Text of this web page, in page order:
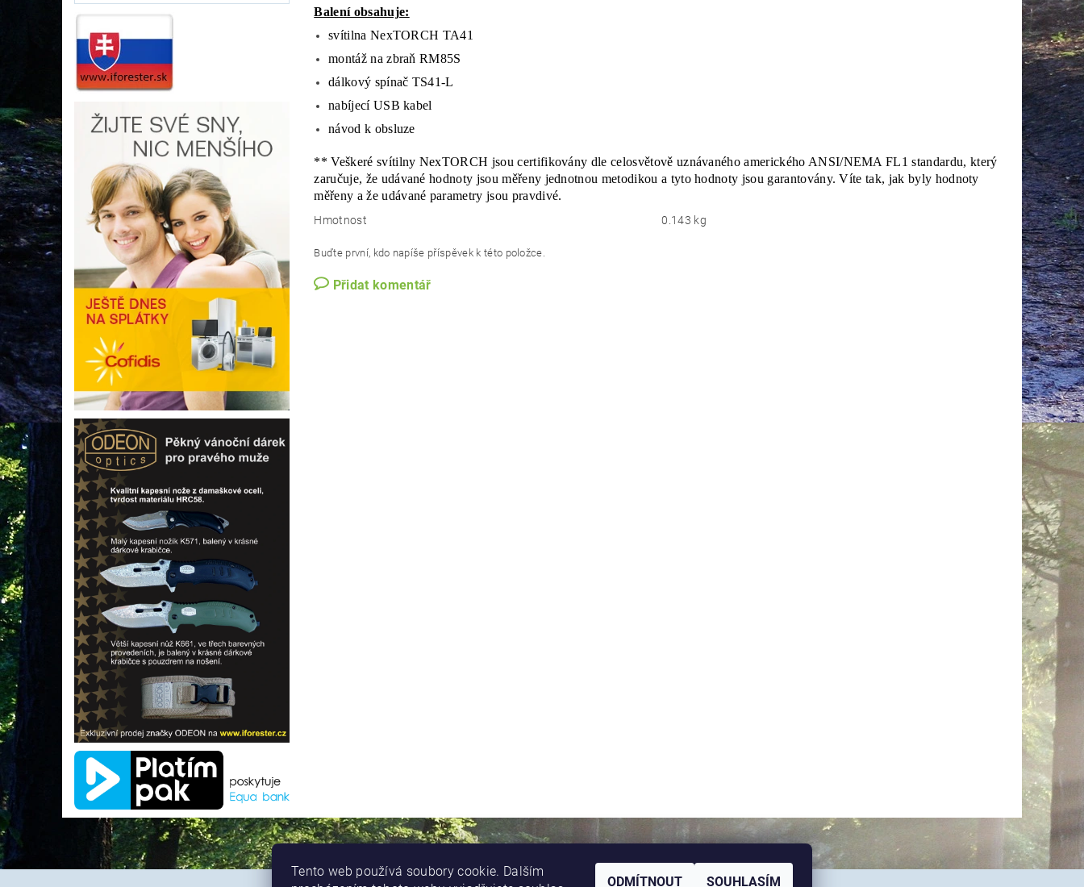
Balení obsahuje:
svítilna NexTORCH TA41
montáž na zbraň RM85S
dálkový spínač TS41-L
nabíjecí USB kabel
návod k obsluze
** Veškeré svítilny NexTORCH jsou certifikovány dle celosvětově uznávaného amerického ANSI/NEMA FL1 standardu, který
zaručuje, že udávané hodnoty jsou měřeny jednotnou metodikou a tyto hodnoty jsou garantovány. Víte tak, jak byly hodnoty
měřeny a že udávané parametry jsou pravdivé.
Hmotnost 0.143 kg
Buďte první, kdo napíše příspěvek k této položce.
Přidat komentář
Tento web používá soubory cookie. Dalším
ODMÍTNOUT SOUHLASÍM